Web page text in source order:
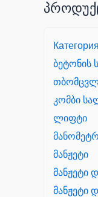
Категория
ბეტონის
კომბი
ლიფტი
მანჟეტი
მანჟეტი
მანჟეტი